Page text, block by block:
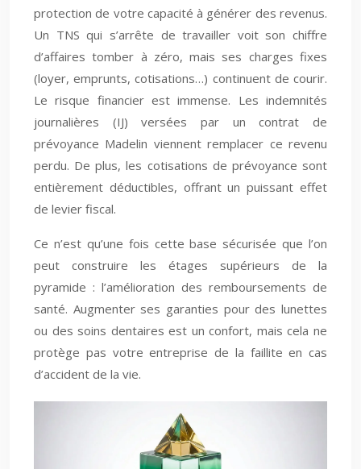
protection de votre capacité à générer des revenus.
Un TNS qui s’arrête de travailler voit son chiffre
d’affaires tomber à zéro, mais ses charges fixes
(loyer, emprunts, cotisations…) continuent de courir.
Le risque financier est immense. Les indemnités
journalières (IJ) versées par un contrat de
prévoyance Madelin viennent remplacer ce revenu
perdu. De plus, les cotisations de prévoyance sont
entièrement déductibles, offrant un puissant effet
de levier fiscal.
Ce n’est qu’une fois cette base sécurisée que l’on
peut construire les étages supérieurs de la
pyramide : l’amélioration des remboursements de
santé. Augmenter ses garanties pour des lunettes
ou des soins dentaires est un confort, mais cela ne
protège pas votre entreprise de la faillite en cas
d’accident de la vie.